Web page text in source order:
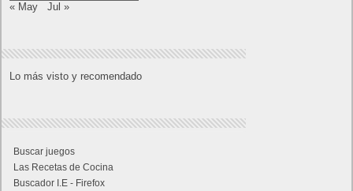
« May Jul »
Lo más visto y recomendado
Buscar juegos
Las Recetas de Cocina
Buscador I.E - Firefox